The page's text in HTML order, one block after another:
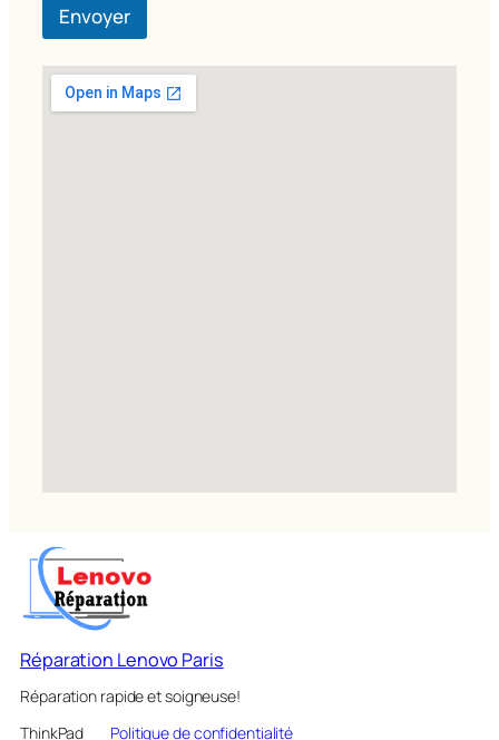
Envoyer
Réparation Lenovo Paris
Réparation rapide et soigneuse!
ThinkPad
Politique de confidentialité